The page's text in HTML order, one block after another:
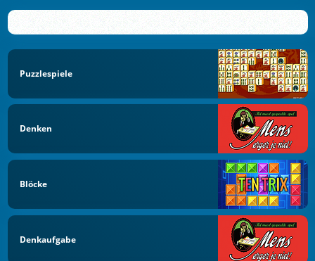
Puzzlespiele
Denken
Blöcke
Denkaufgabe